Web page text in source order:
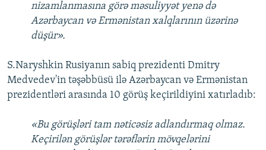
nizamlanmasına görə məsuliyyət yenə də
Azərbaycan və Ermənistan xalqlarının üzərinə
düşür».
S.Naryshkin Rusiyanın sabiq prezidenti Dmitry
Medvedev'in təşəbbüsü ilə Azərbaycan və Ermənistan
prezidentləri arasında 10 görüş keçirildiyini xatırladıb:
«Bu görüşləri tam nəticəsiz adlandırmaq olmaz.
Keçirilən görüşlər tərəflərin mövqelərini